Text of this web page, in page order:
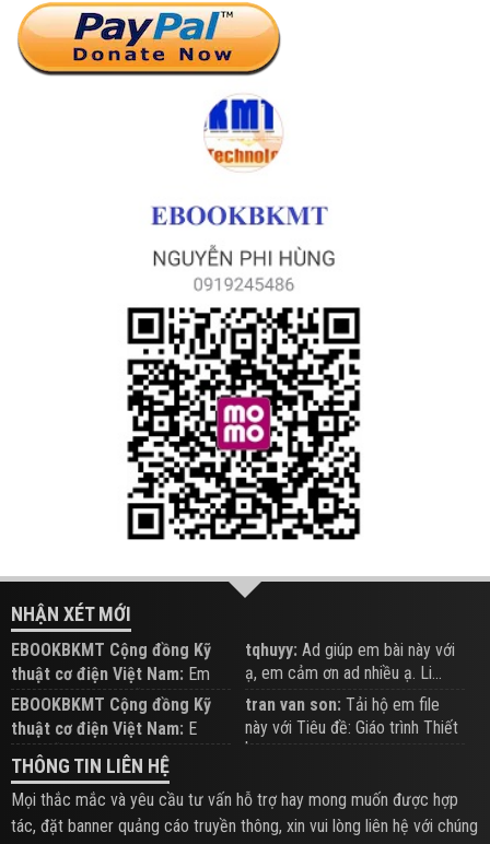
NHẬN XÉT MỚI
EBOOKBKMT Cộng đồng Kỹ
thuật cơ điện Việt Nam: Em
đăng trên Group hỗ trợ nhé
tqhuyy: Ad giúp em bài này với
ạ, em cảm ơn ad nhiều ạ. Li...
EBOOKBKMT Cộng đồng Kỹ
thuật cơ điện Việt Nam: E
xem hỗ trợ trên Group
tran van son: Tải hộ em file
này với Tiêu đề: Giáo trình Thiết
b...
THÔNG TIN LIÊN HỆ
Mọi thắc mắc và yêu cầu tư vấn hỗ trợ hay mong muốn được hợp
tác, đặt banner quảng cáo truyền thông, xin vui lòng liên hệ với chúng